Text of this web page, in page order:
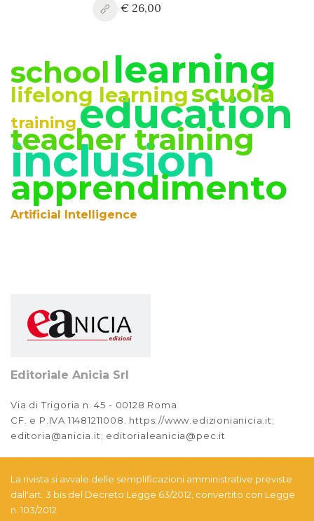
Anno XV, Numero 1
Anno XV
2023 Vol. 1
Anno XIV, Numero 4
2022
Anno XIV, Numero 3
2022
Anno XIV, Numero 2
2021
2021
Anno XIII, Numero 2
2021
Anno XII, Numero 4
2020
€ 26,00
school learning
lifelong learningscuola
trainingeducation
teacher training
inclusion
apprendimento
Artificial Intelligence
Editoriale Anicia Srl
Via di Trigoria n. 45 - 00128 Roma
CF. e P.IVA 11481211008. https://www.edizionianicia.it;
editoria@anicia.it; editorialeanicia@pec.it
La rivista si avvale delle semplificazioni amministrative previste
dall'art. 3 bis del Decreto Legge 63/2012, convertito con Legge
n. 103/2012